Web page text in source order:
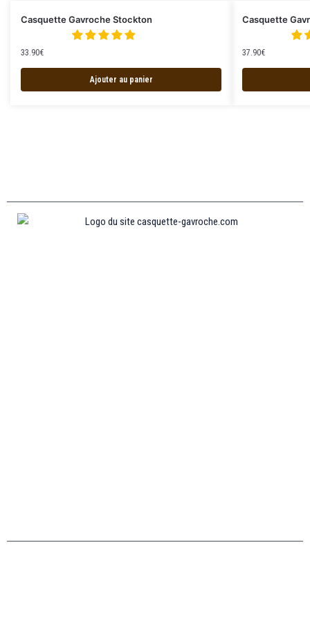
Casquette Gavroche Stockton
33.90€
Ajouter au panier
Casquette
37.90€